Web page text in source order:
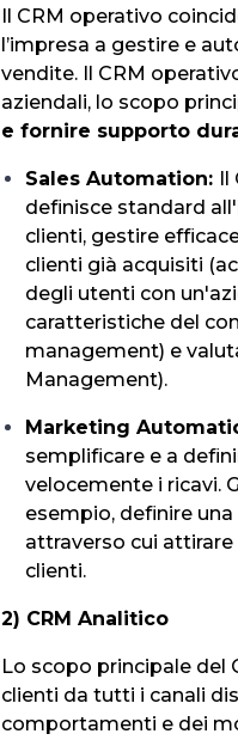
Il CRM operativo
l’impresa a gestire e
vendite. Il CRM
aziendali, lo scopo
e fornire supporto
Sales Automation: Il
definisce standard
clienti, gestire
clienti già acquisiti
degli utenti con
caratteristiche del
management) e
Management).
Marketing
semplificare e a
velocemente i ricavi.
esempio, definire
attraverso cui
clienti.
2) CRM Analitico
Lo scopo principale del
clienti da tutti i canali
comportamenti e dei